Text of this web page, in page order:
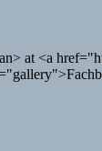
at <a